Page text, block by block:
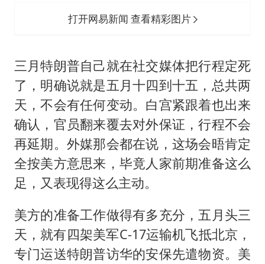
打开网易新闻 查看精彩图片
三月特朗普自己就在社交媒体把行程定死
了，明确说就是五月十四到十五，总共两
天，不会有任何变动。白宫紧跟着也出来
确认，官员翻来覆去对外保证，行程不会
再延期。外媒那会都在说，这场会晤肯定
全按美方意思来，毕竟人家前期准备这么
足，又表现得这么主动。
美方的准备工作做得有多充分，五月头三
天，就有四架美军C-17运输机飞抵北京，
专门运送特朗普访华的安保先遣物资。美